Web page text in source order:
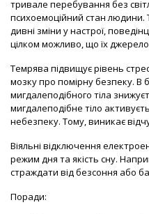
тривале перебування без
психоемоційний стан
дивні зміни у настрої,
цілком можливо, що їх
Темрява підвищує рівень
мозку про помірну безпеку. В
мигдалеподібного тіла
мигдалеподібне тіло
небезпеку. Тому, виникає
Віяльні відключення
режим дня та якість сну.
страждати від безсоння або
Поради: